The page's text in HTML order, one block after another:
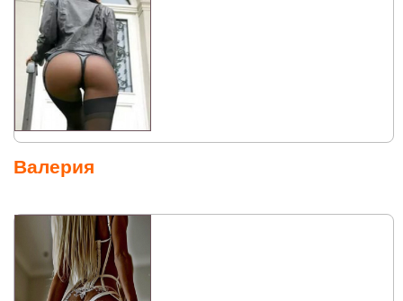
Валерия